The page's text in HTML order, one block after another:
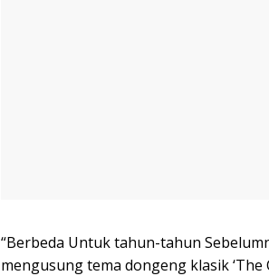
“Berbeda Untuk tahun-tahun
mengusung tema dongeng klasik